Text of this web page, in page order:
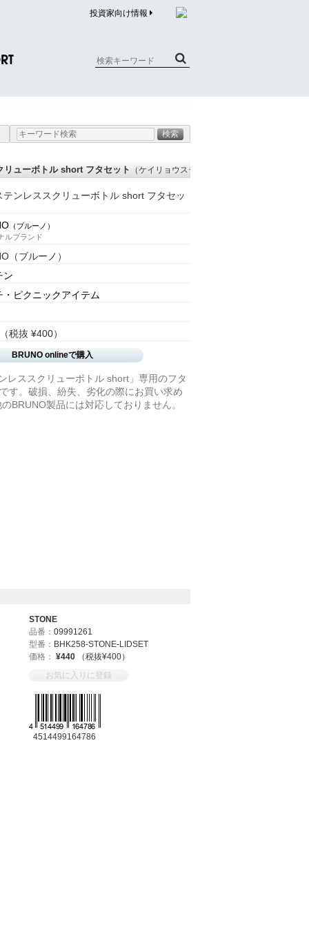
投資家向け情報
わせ
リューボトル short フタセット （ケイリョウステンレススクリューボトル シ
テンレススクリューボトル short フタセッ
（ブルーノ）
ルブランド
（ブルーノ）
ン
・ピクニックアイテム
税抜 ¥400）
BRUNO onlineで購入
レススクリューボトル short」専用のフタ
す。破損、紛失、劣化の際にお買い求め
BRUNO製品には対応しておりません。
STONE
品番： 09991261
型番： BHK258-STONE-LIDSET
価格： ¥440 （税抜¥400）
お気に入りに登録
4514499164786